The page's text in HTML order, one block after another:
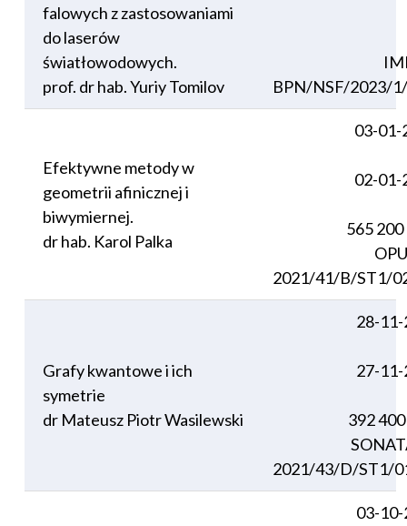
falowych z zastosowaniami
do laserów
światłowodowych.
prof. dr hab. Yuriy Tomilov
BPN/NSF/2023/
Efektywne metody w
geometrii afinicznej i
biwymiernej.
dr hab. Karol Palka
03-01-
02-01-
565
2021/41/B/ST1/
Grafy kwantowe i ich
symetrie
dr Mateusz Piotr Wasilewski
28-
27-
392
2021/43/D/ST1/
03-